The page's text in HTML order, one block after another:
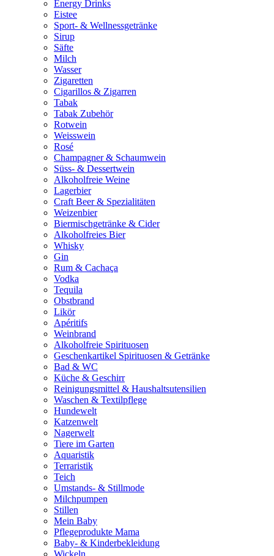
Energy Drinks
Eistee
Sport- & Wellnessgetränke
Sirup
Säfte
Milch
Wasser
Zigaretten
Cigarillos & Zigarren
Tabak
Tabak Zubehör
Rotwein
Weisswein
Rosé
Champagner & Schaumwein
Süss- & Dessertwein
Alkoholfreie Weine
Lagerbier
Craft Beer & Spezialitäten
Weizenbier
Biermischgetränke & Cider
Alkoholfreies Bier
Whisky
Gin
Rum & Cachaça
Vodka
Tequila
Obstbrand
Likör
Apéritifs
Weinbrand
Alkoholfreie Spirituosen
Geschenkartikel Spirituosen & Getränke
Bad & WC
Küche & Geschirr
Reinigungsmittel & Haushaltsutensilien
Waschen & Textilpflege
Hundewelt
Katzenwelt
Nagerwelt
Tiere im Garten
Aquaristik
Terraristik
Teich
Umstands- & Stillmode
Milchpumpen
Stillen
Mein Baby
Pflegeprodukte Mama
Baby- & Kinderbekleidung
Wickeln